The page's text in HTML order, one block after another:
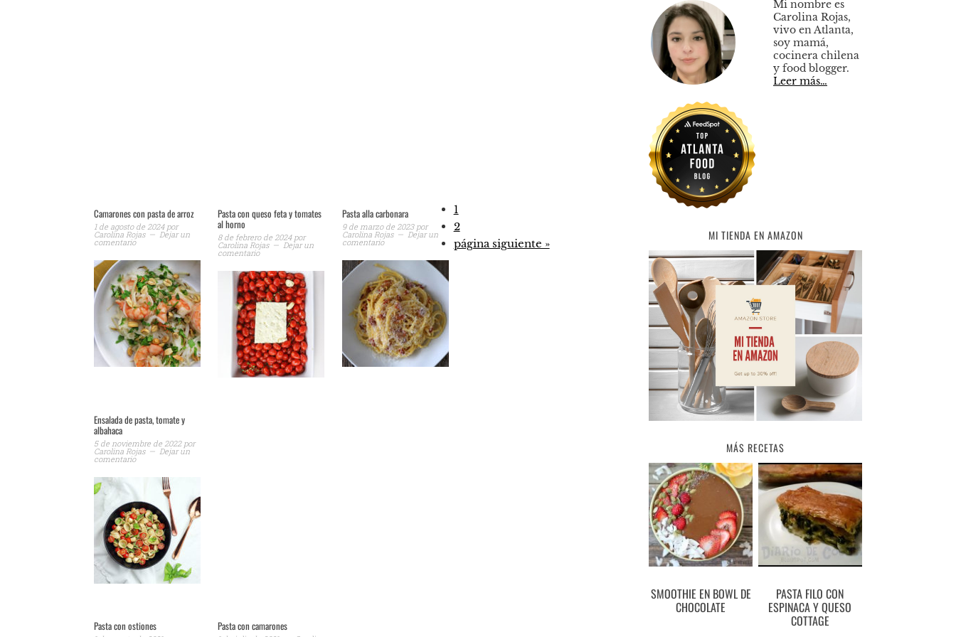
Camarones con pasta de arroz
1 de agosto de 2024por
Carolina Rojas Dejar un
comentario
Pasta con queso feta y tomates
al horno
8 de febrero de 2024por
Carolina Rojas Dejar un
comentario
Pasta alla carbonara
9 de marzo de 2023por
Carolina Rojas Dejar un
comentario
Ensalada de pasta, tomate y
albahaca
5 de noviembre de 2022por
Carolina Rojas Dejar un
comentario
Pasta con ostiones Pasta con camarones
1
2
página siguiente »
Mi nombre es
Carolina Rojas,
vivo en Atlanta,
soy mamá,
cocinera chilena
y food blogger.
Leer más…
MI TIENDA EN AMAZON
MÁS RECETAS
SMOOTHIE EN BOWL DE
CHOCOLATE
PASTA FILO CON
ESPINACA Y QUESO
COTTAGE